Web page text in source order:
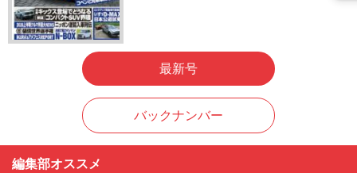
最新号
バックナンバー
編集部オススメ